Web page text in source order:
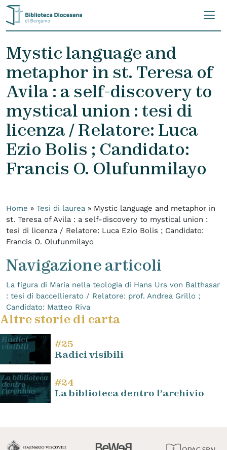
Skip to content
Mystic language and
metaphor in st. Teresa of
Avila : a self-discovery to
mystical union : tesi di
licenza / Relatore: Luca
Ezio Bolis ; Candidato:
Francis O. Olufunmilayo
Home » Tesi di laurea » Mystic language and metaphor in
st. Teresa of Avila : a self-discovery to mystical union :
tesi di licenza / Relatore: Luca Ezio Bolis ; Candidato:
Francis O. Olufunmilayo
Navigazione articoli
La figura di Maria nella teologia di Hans Urs von Balthasar
: tesi di baccellierato / Relatore: prof. Andrea Grillo ;
Candidato: Matteo Riva
Altre storie di carta
#25
Radici visibili
#24
La biblioteca dentro l’archivio